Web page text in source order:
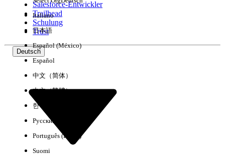
Erfahrung
Salesforce-Entwickler
Trailhead
Schulung
Trust
Deutsch
Italiano
日本語
Español (México)
Español
中文（简体）
中文（繁體）
한국어
Русский
Português (Brasil)
Suomi